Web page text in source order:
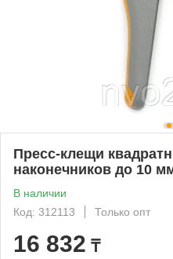
Пресс-клещи
наконечников до 10
В наличии
Код: 312113
Только опт
16 832 ₸